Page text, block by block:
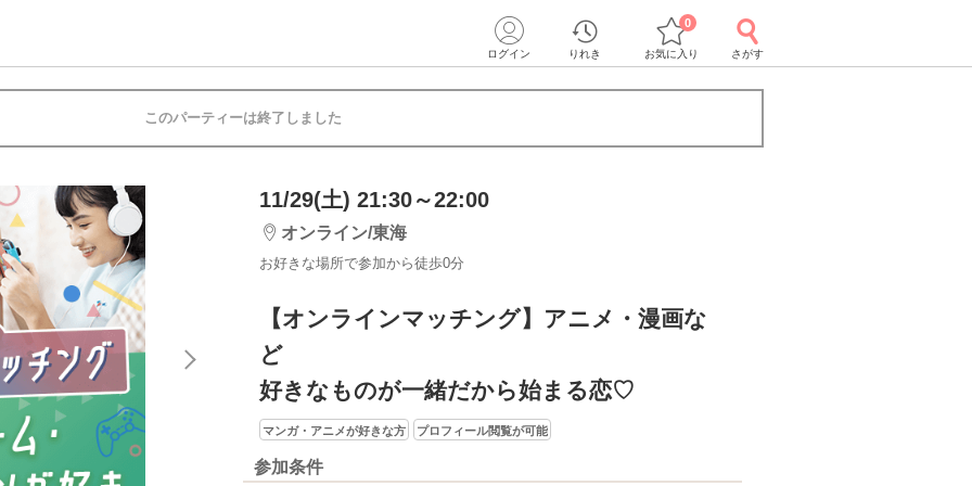
ログイン りれき お気に入り
0
さがす
このパーティーは終了しました
11/29(土) 21:30～22:00
オンライン/東海
お好きな場所で参加から徒歩0分
【オンラインマッチング】アニメ・漫画な
ど
好きなものが一緒だから始まる恋♡
マンガ・アニメが好きな方 プロフィール閲覧が可能
参加条件